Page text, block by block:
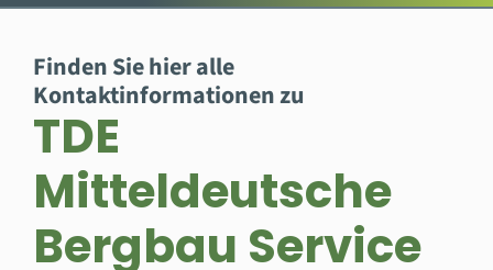
Finden Sie hier alle
Kontaktinformationen zu
TDE
Mitteldeutsche
Bergbau Service